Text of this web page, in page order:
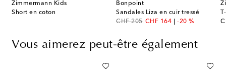
Zimmermann Kids
Short en coton
Bonpoint
Sandales Liza en cuir tressé
CHF 205
original priceCHF 164
discount price
-20 %
Vous aimerez peut-être également